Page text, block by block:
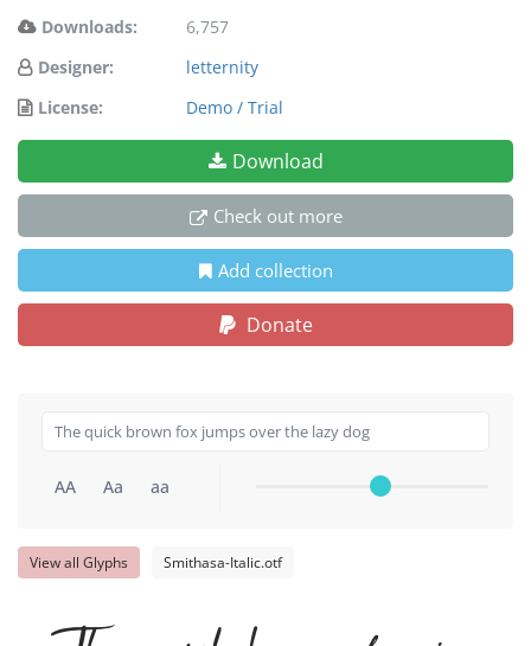
Downloads:
6,757
Designer:
letternity
License:
Demo / Trial
Download
Check out more
Add collection
Donate
AA Aa aa
View all Glyphs Smithasa-Italic.otf